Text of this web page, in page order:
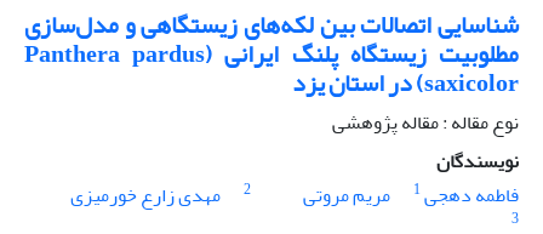
شناسایی اتصالات بین لکه‌های زیستگاهی و مدل‌سازی
مطلوبیت زیستگاه پلنگ ایرانی (Panthera pardus
saxicolor) در استان یزد
نوع مقاله : مقاله پژوهشی
نویسندگان
فاطمه دهجی1 مریم مروتی 2 مهدی زارع خورمیزی
3